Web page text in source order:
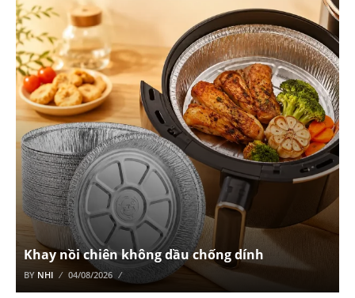
Khay nồi chiên không dầu chống dính
BY NHI 04/08/2026